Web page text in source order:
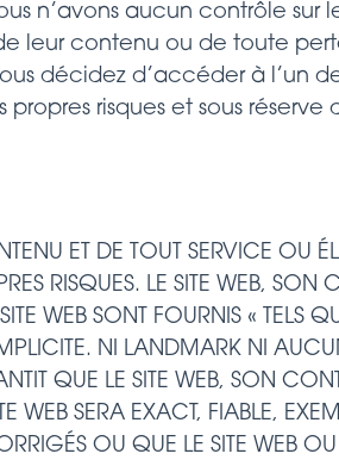
n’avons aucun contrôle sur
leur contenu ou de toute
décidez d’accéder à l’un
risques et sous réserve
ET DE TOUT SERVICE OU
RISQUES. LE SITE WEB, SON
WEB SONT FOURNIS « TELS
NI LANDMARK NI
QUE LE SITE WEB, SON
WEB SERA EXACT, FIABLE,
OU QUE LE SITE WEB